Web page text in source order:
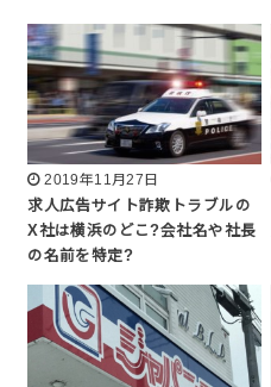
2019年11月27日
求人広告サイト詐欺トラブルの
X社は横浜のどこ?会社名や社長
の名前を特定?